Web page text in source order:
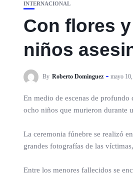
INTERNACIONAL
Con flores
niños
By Roberto Dominguez mayo
En medio de escenas de
ocho niños que murieron durante
La ceremonia fúnebre se realizó
grandes fotografías de las
Entre los menores fallecidos se